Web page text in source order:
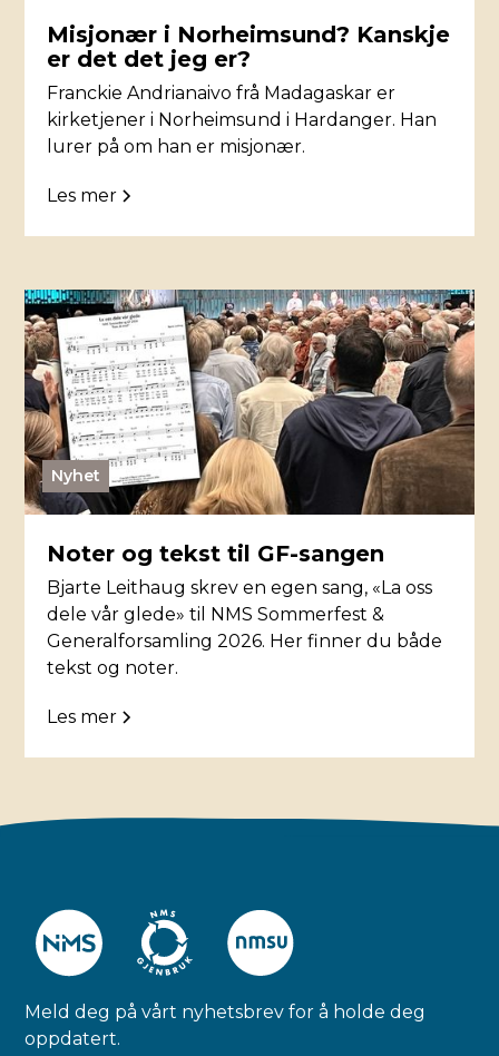
Misjonær i Norheimsund? Kanskje
er det det jeg er?
Franckie Andrianaivo frå Madagaskar er
kirketjener i Norheimsund i Hardanger. Han
lurer på om han er misjonær.
Les mer
Nyhet
Noter og tekst til GF-sangen
Bjarte Leithaug skrev en egen sang, «La oss
dele vår glede» til NMS Sommerfest &
Generalforsamling 2026. Her finner du både
tekst og noter.
Les mer
Meld deg på vårt nyhetsbrev for å holde deg
oppdatert.